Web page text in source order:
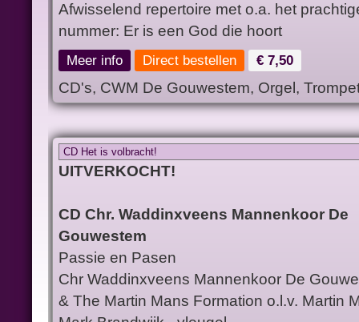
Afwisselend repertoire met o.a. het
nummer: Er is een God die hoort
Meer info Direct bestellen € 7,50
CD's, CWM De Gouwestem, Orgel,
CD Het is volbracht!
UITVERKOCHT!
CD Chr. Waddinxveens Mannenkoor De
Gouwestem
Passie en Pasen
Chr Waddinxveens Mannenkoor De
& The Martin Mans Formation o.l.v. Martin